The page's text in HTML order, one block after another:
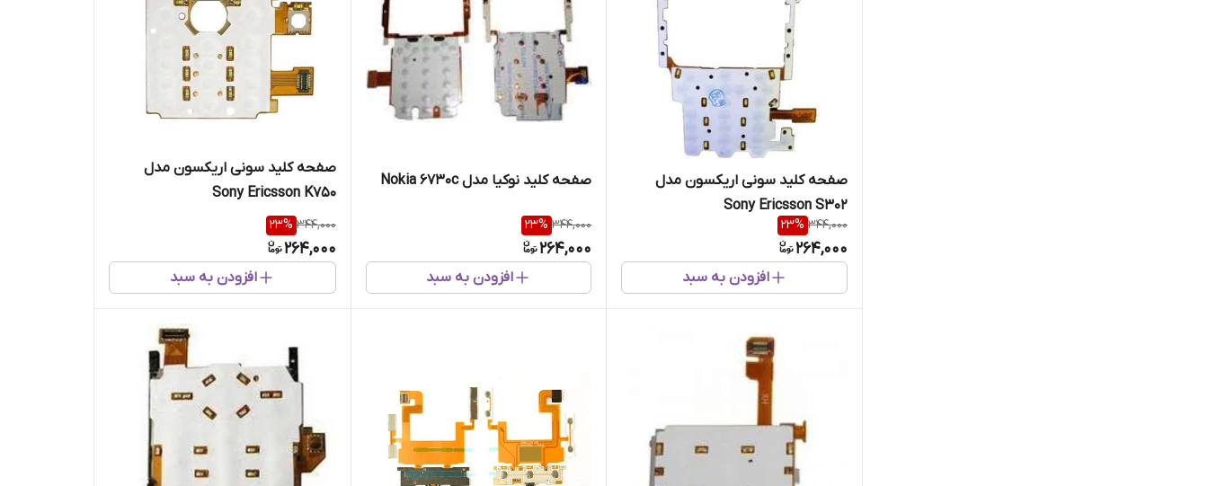
صفحه کلید سونی اریکسون مدل
Sony Ericsson S302
344,000
23%
264,000
افزودن به سبد
صفحه کلید نوکیا مدل Nokia 6730c
344,000
23%
264,000
افزودن به سبد
صفحه کلید سونی اریکسون مدل
Sony Ericsson K750
344,000
23%
264,000
افزودن به سبد